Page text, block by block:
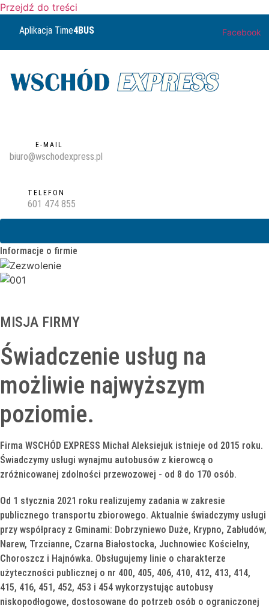
Przejdź do treści
Aplikacja Time4BUS Facebook
E-MAIL
biuro@wschodexpress.pl
TELEFON
601 474 855
Informacje o firmie
MISJA FIRMY
Świadczenie usług na
możliwie najwyższym
poziomie.
Firma WSCHÓD EXPRESS Michał Aleksiejuk istnieje od 2015 roku.
Świadczymy usługi wynajmu autobusów z kierowcą o
zróżnicowanej zdolności przewozowej - od 8 do 170 osób.
Od 1 stycznia 2021 roku realizujemy zadania w zakresie
publicznego transportu zbiorowego. Aktualnie świadczymy usługi
przy współpracy z Gminami: Dobrzyniewo Duże, Krypno, Zabłudów,
Narew, Trzcianne, Czarna Białostocka, Juchnowiec Kościelny,
Choroszcz i Hajnówka. Obsługujemy linie o charakterze
użyteczności publicznej o nr 400, 405, 406, 410, 412, 413, 414,
415, 416, 451, 452, 453 i 454 wykorzystując autobusy
niskopodłogowe, dostosowane do potrzeb osób o ograniczonej